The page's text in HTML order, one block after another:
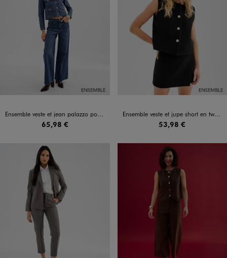
Ensemble veste et jean palazzo pour femme
65,98 €
Ensemble veste et jupe short en tweed pour femme
53,98 €